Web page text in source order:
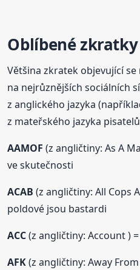
Oblíbené zkratky
Většina zkratek objevující
na nejrůznějších sociálních
z anglického jazyka
z mateřského jazyka
AAMOF (z angličtiny: As A
ve skutečnosti
ACAB (z angličtiny: All Cops
poldové jsou bastardi
ACC(z angličtiny: Account )
AFK(z angličtiny: Away